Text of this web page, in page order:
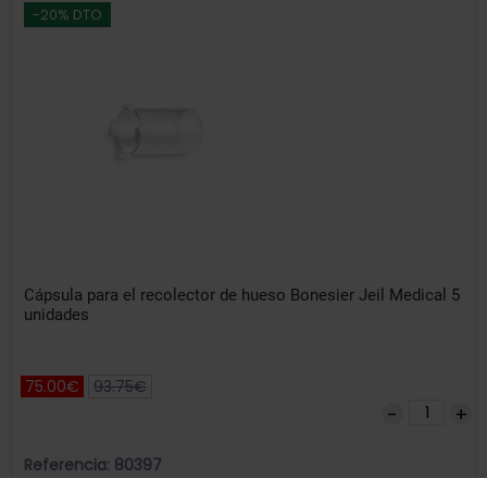
-20% DTO
Cápsula para el recolector de hueso Bonesier Jeil Medical 5
unidades
75.00€ 93.75€
Referencia: 80397